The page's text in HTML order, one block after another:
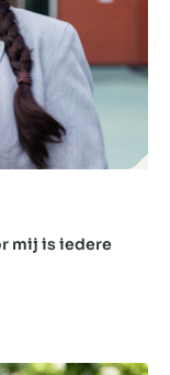
mij is iedere